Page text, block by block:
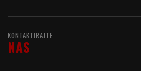
KONTAKTIRAJTE
NAS